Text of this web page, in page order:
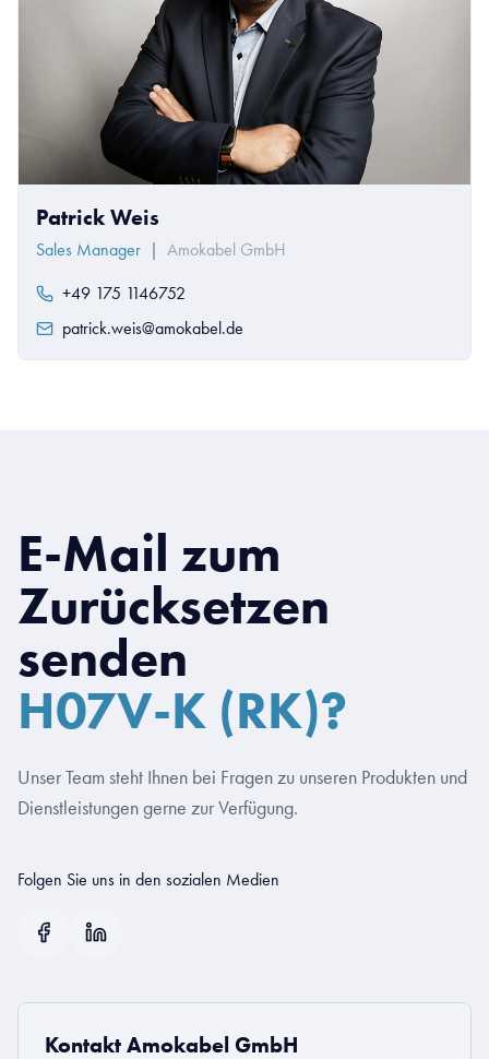
Patrick Weis
Sales Manager | Amokabel GmbH
+49 175 1146752
patrick.weis@amokabel.de
E-Mail zum
Zurücksetzen
senden
H07V-K (RK)?
Unser Team steht Ihnen bei Fragen zu unseren Produkten und
Dienstleistungen gerne zur Verfügung.
Folgen Sie uns in den sozialen Medien
Kontakt Amokabel GmbH